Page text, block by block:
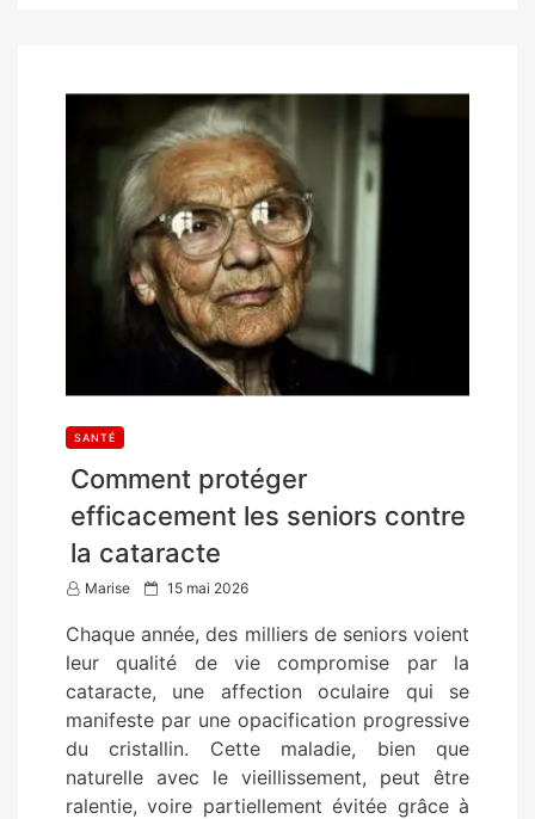
SANTÉ
Comment protéger
efficacement les seniors contre
la cataracte
Marise
P
s
t
d
o
n
15 mai 2026
Chaque année, des milliers de seniors voient
leur qualité de vie compromise par la
cataracte, une affection oculaire qui se
manifeste par une opacification progressive
du cristallin. Cette maladie, bien que
naturelle avec le vieillissement, peut être
ralentie, voire partiellement évitée grâce à